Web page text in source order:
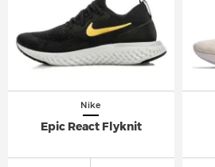
Nike
Epic React Flyknit